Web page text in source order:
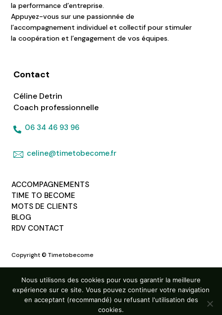
la performance d’entreprise.
Appuyez-vous sur une passionnée de
l’accompagnement individuel et collectif pour stimuler
la coopération et l’engagement de vos équipes.
Contact
Céline Detrin
Coach professionnelle
06 34 46 93 96
celine@timetobecome.fr
ACCOMPAGNEMENTS
TIME TO BECOME
MOTS DE CLIENTS
BLOG
RDV CONTACT
Copyright © Timetobecome
Politique de confidentialité
Conditions générales de vente
Nous utilisons des cookies pour vous garantir la meilleure
expérience sur ce site. Vous pouvez continuer votre navigation
en acceptant (recommandé) ou refusant l'utilisation des
cookies.